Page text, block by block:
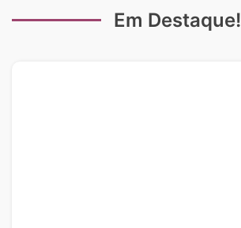
Em Destaque!